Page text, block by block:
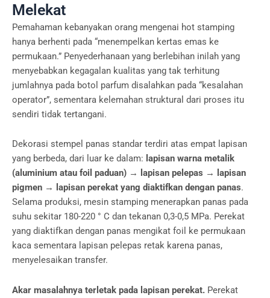
Melekat
Pemahaman kebanyakan orang mengenai hot stamping
hanya berhenti pada “menempelkan kertas emas ke
permukaan.” Penyederhanaan yang berlebihan inilah yang
menyebabkan kegagalan kualitas yang tak terhitung
jumlahnya pada botol parfum disalahkan pada “kesalahan
operator”, sementara kelemahan struktural dari proses itu
sendiri tidak tertangani.
Dekorasi stempel panas standar terdiri atas empat lapisan
yang berbeda, dari luar ke dalam: lapisan warna metalik
(aluminium atau foil paduan) → lapisan pelepas → lapisan
pigmen → lapisan perekat yang diaktifkan dengan panas.
Selama produksi, mesin stamping menerapkan panas pada
suhu sekitar 180-220 ° C dan tekanan 0,3-0,5 MPa. Perekat
yang diaktifkan dengan panas mengikat foil ke permukaan
kaca sementara lapisan pelepas retak karena panas,
menyelesaikan transfer.
Akar masalahnya terletak pada lapisan perekat. Perekat